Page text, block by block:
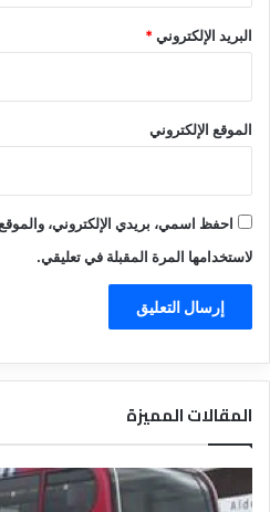
البريد الإلكتروني*
الموقع الإلكتروني
احفظ اسمي، بريدي الإلكتروني،
لاستخدامها المرة المقبلة في تعليقي.
المقالات المميزة
ل